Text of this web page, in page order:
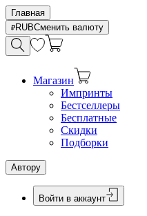
Главная
RUBСменить валюту
Магазин
Импринты
Бестселлеры
Бесплатные
Скидки
Подборки
Автору
Войти в аккаунт